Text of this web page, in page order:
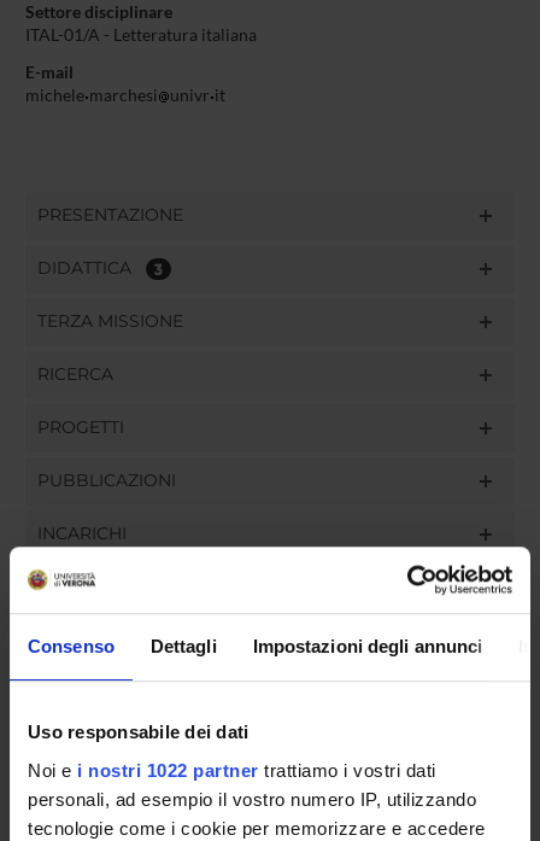
Consenso Dettagli Impostazioni degli annunci
Uso responsabile dei dati
Noi e i nostri 1022 partner trattiamo i vostri dati
personali, ad esempio il vostro numero IP, utilizzando
tecnologie come i cookie per memorizzare e accedere
Settore disciplinare
ITAL-01/A - Letteratura italiana
E-mail
michele marchesi univr it
PRESENTAZIONE
DIDATTICA 3
TERZA MISSIONE
RICERCA
PROGETTI
PUBBLICAZIONI
INCARICHI
COMMISSIONI
UFFICI E STRUTTURE DI SERVIZIO